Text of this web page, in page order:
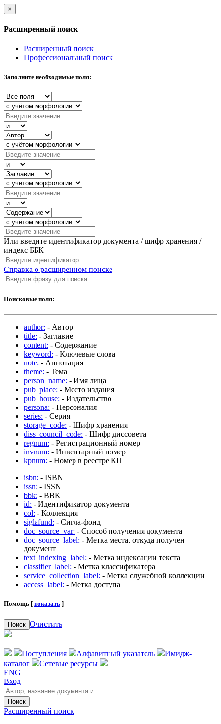
×
Расширенный поиск
Расширенный поиск
Профессиональный поиск
Заполните необходимые поля:
Или введите идентификатор документа / шифр хранения /
индекс ББК
Справка о расширенном поиске
Поисковые поля:
author: - Автор
title: - Заглавие
content: - Содержание
keyword: - Ключевые слова
note: - Аннотация
theme: - Тема
person_name: - Имя лица
pub_place: - Место издания
pub_house: - Издательство
persona: - Персоналия
series: - Серия
storage_code: - Шифр хранения
diss_council_code: - Шифр диссовета
regnum: - Регистрационный номер
invnum: - Инвентарный номер
kpnum: - Номер в реестре КП
isbn: - ISBN
issn: - ISSN
bbk: - BBK
id: - Идентификатор документа
col: - Коллекция
siglafund: - Сигла-фонд
doc_source_var: - Способ получения документа
doc_source_label: - Метка места, откуда получен
документ
text_indexing_label: - Метка индексации текста
classifier_label: - Метка классификатора
service_collection_label: - Метка служебной коллекции
access_label: - Метка доступа
Помощь [ показать ]
Поиск Очистить
Поступления Алфавитный указатель
Имидж-
каталог
Сетевые ресурсы
ENG
Вход
Поиск
Расширенный поиск